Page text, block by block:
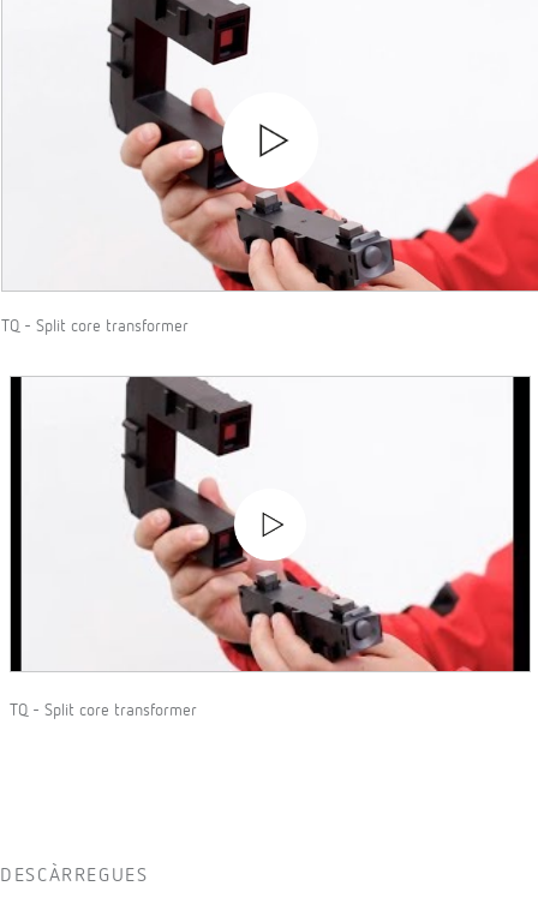
TQ - Split core transformer
TQ - Split core transformer
DESCÀRREGUES